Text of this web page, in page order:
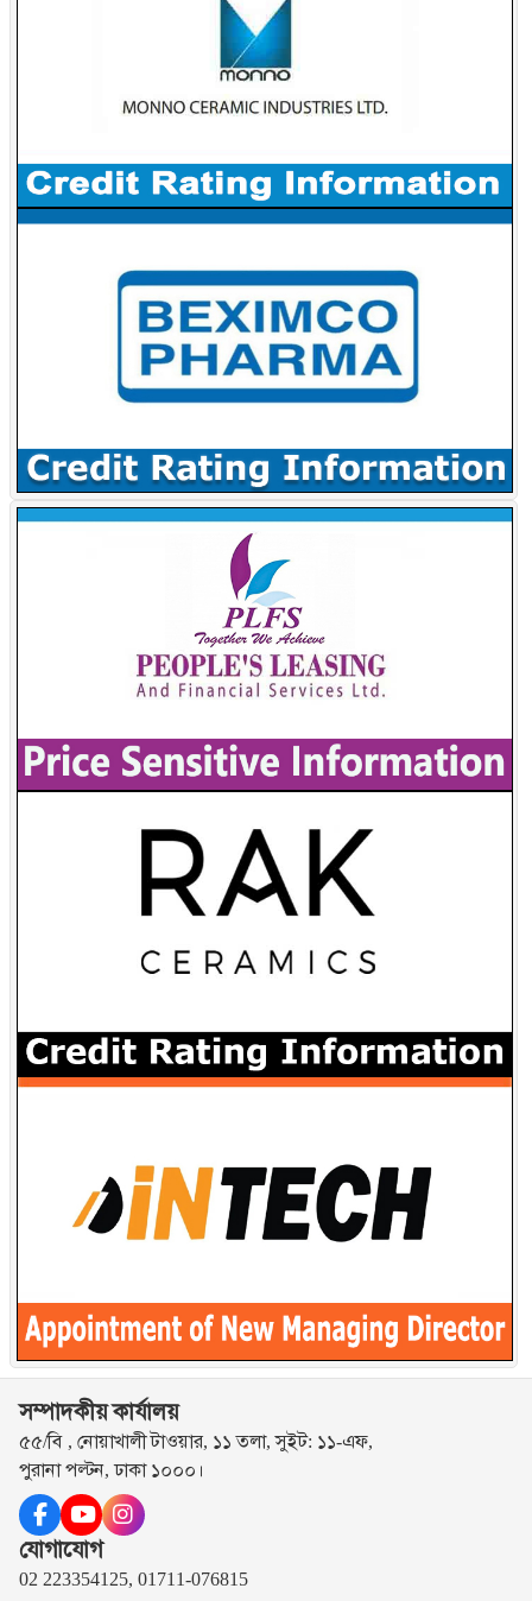
সম্পাদকীয় কার্যালয়
৫৫/বি , নোয়াখালী টাওয়ার, ১১ তলা, সুইট: ১১-এফ,
পুরানা পল্টন, ঢাকা ১০০০।
যোগাযোগ
02 223354125, 01711-076815